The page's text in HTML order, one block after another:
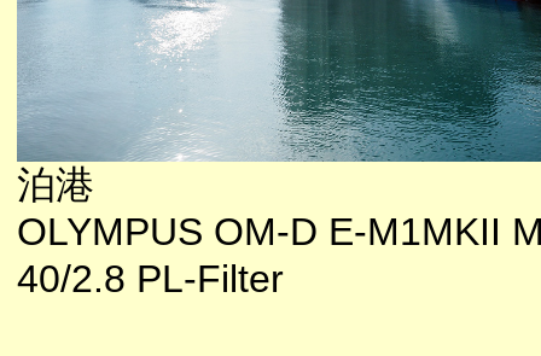
泊港
OLYMPUS OM-D E-M1MKII
40/2.8 PL-Filter